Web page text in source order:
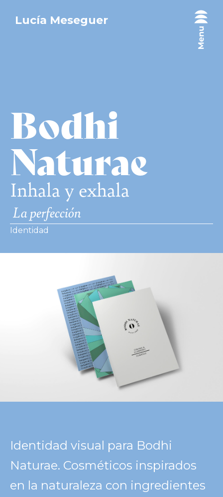
Lucía Meseguer
Bodhi
Naturae
Inhala y exhala
La perfección
Identidad
Identidad visual para Bodhi
Naturae. Cosméticos inspirados
en la naturaleza con ingredientes